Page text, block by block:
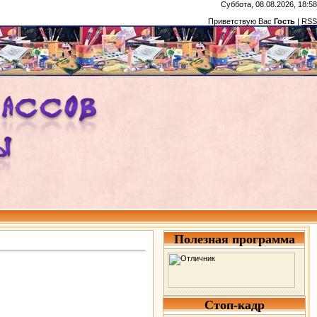
Суббота, 08.08.2026, 18:58
Приветствую Вас Гость | RSS
Полезная программа
Стоп-кадр